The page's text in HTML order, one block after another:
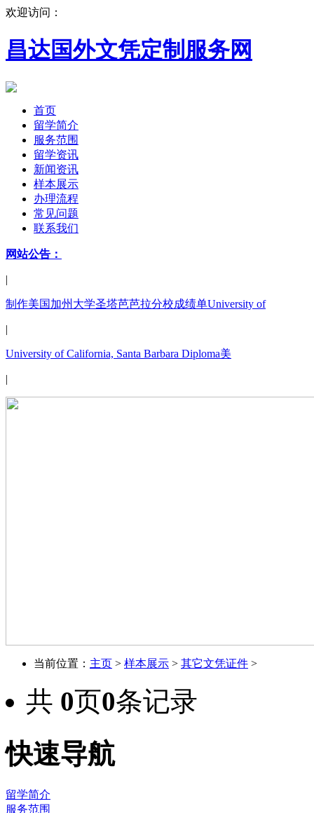
欢迎访问：
昌达国外文凭定制服务网
首页
留学简介
服务范围
留学资讯
新闻资讯
样本展示
办理流程
常见问题
联系我们
网站公告：
|
制作美国加州大学圣塔芭芭拉分校成绩单University of
|
University of California, Santa Barbara Diploma美
|
当前位置： 主页 > 样本展示 > 其它文凭证件 >
共 0页0条记录
快速导航
留学简介
服务范围